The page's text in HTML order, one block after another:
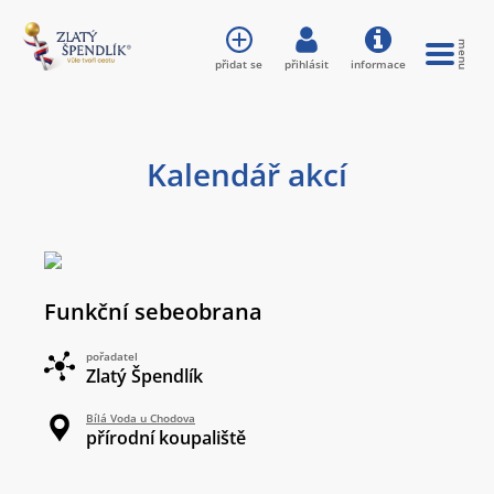
Kalendář akcí
Funkční sebeobrana
pořadatel
Zlatý Špendlík
Bílá Voda u Chodova
přírodní koupaliště
přidat se přihlásit informace